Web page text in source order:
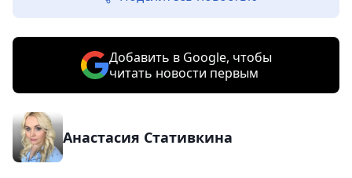
Добавить в Google, чтобы
читать новости первым
Анастасия Стативкина